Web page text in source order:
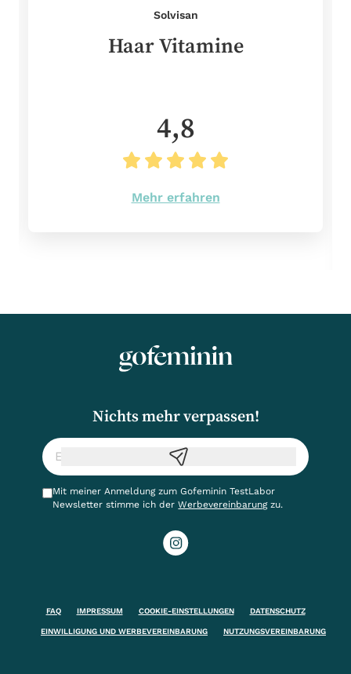
Solvisan
Haar Vitamine
4,8
Mehr erfahren
Nichts mehr verpassen!
Mit meiner Anmeldung zum Gofeminin TestLabor
Newsletter stimme ich derWerbevereinbarungzu.
FAQ IMPRESSUM COOKIE-EINSTELLUNGEN DATENSCHUTZ
EINWILLIGUNG UND WERBEVEREINBARUNG NUTZUNGSVEREINBARUNG